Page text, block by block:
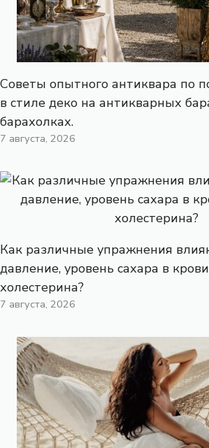
Советы опытного антиквара по
в стиле деко на антикварных
барахолках.
7 августа, 2026
Как различные упражнения
давление, уровень сахара в
холестерина?
7 августа, 2026